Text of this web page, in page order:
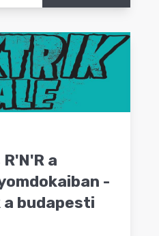
a
-
budapesti